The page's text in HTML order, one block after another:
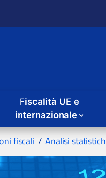
Fiscalità UE e